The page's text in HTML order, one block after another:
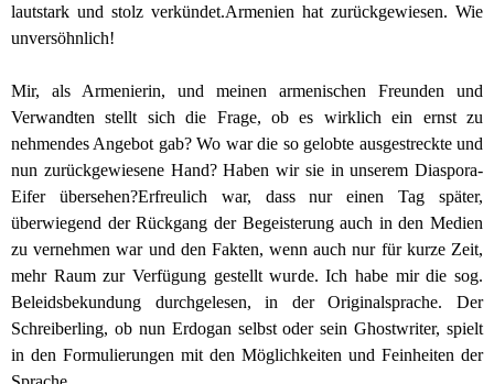
lautstark und stolz verkündet.Armenien hat zurückgewiesen. Wie
unversöhnlich!
Mir, als Armenierin, und meinen armenischen Freunden und
Verwandten stellt sich die Frage, ob es wirklich ein ernst zu
nehmendes Angebot gab? Wo war die so gelobte ausgestreckte und
nun zurückgewiesene Hand? Haben wir sie in unserem Diaspora-
Eifer übersehen?Erfreulich war, dass nur einen Tag später,
überwiegend der Rückgang der Begeisterung auch in den Medien
zu vernehmen war und den Fakten, wenn auch nur für kurze Zeit,
mehr Raum zur Verfügung gestellt wurde.Ich habe mir die sog.
Beleidsbekundung durchgelesen, in der Originalsprache. Der
Schreiberling, ob nun Erdogan selbst oder sein Ghostwriter, spielt
in den Formulierungen mit den Möglichkeiten und Feinheiten der